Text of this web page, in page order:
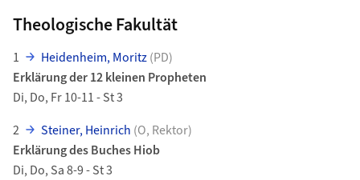
Theologische Fakultät
1 Heidenheim, Moritz(PD)
Erklärung der 12 kleinen Propheten
Di, Do, Fr 10-11 - St 3
2
Steiner, Heinrich (O, Rektor)
Erklärung des Buches Hiob
Di, Do, Sa 8-9 - St 3